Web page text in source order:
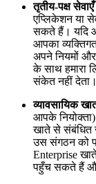
तृतीय-पक्ष
एप्लिकेशन या
सकते हैं। यदि
आपका
अपने नियमों और
के साथ हमारा
संकेत नहीं देता।
व्यावसायिक
आपके
खाते से संबंधित
उस संगठन को
Enterprise
पहुँच सकते हैं